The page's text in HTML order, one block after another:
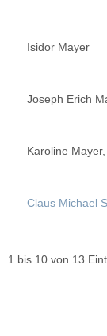
Isidor Mayer
Joseph Erich
Karoline
Claus Michael
1 bis 10 von 13